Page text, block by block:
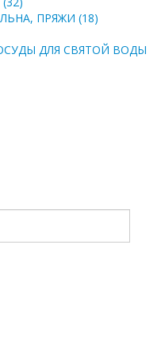
ПРЯЖИ (18)
ДЛЯ СВЯТОЙ ВОДЫ